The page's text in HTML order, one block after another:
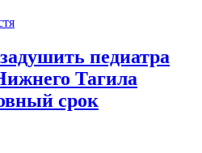
педиатра
Тагила
срок